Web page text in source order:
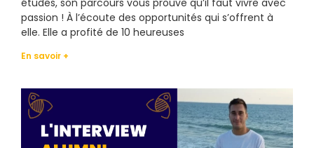
passion ! À l’écoute des opportunités qui s’offrent à
elle. Elle a profité de 10 heureuses
En savoir +